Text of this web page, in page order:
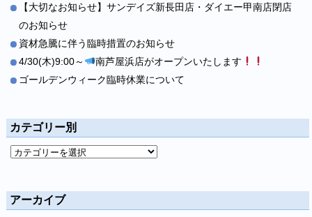
【大切なお知らせ】サンデイズ新長田店・ダイエー甲南店閉店
のお知らせ
資材急騰に伴う臨時措置のお知らせ
4/30(木)9:00～
南芦屋浜店がオープンいたします
ゴールデンウィーク臨時休業について
カテゴリー別
アーカイブ